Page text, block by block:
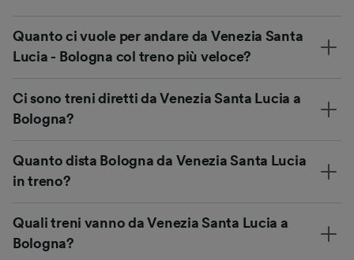
Quanto ci vuole per andare da Venezia Santa
Lucia - Bologna col treno più veloce?
Ci sono treni diretti da Venezia Santa Lucia a
Bologna?
Quanto dista Bologna da Venezia Santa Lucia
in treno?
Quali treni vanno da Venezia Santa Lucia a
Bologna?